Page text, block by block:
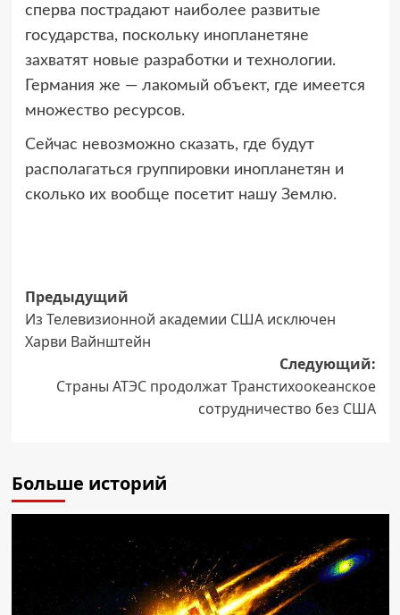
сперва пострадают наиболее развитые
государства, поскольку инопланетяне
захватят новые разработки и технологии.
Германия же — лакомый объект, где имеется
множество ресурсов.
Сейчас невозможно сказать, где будут
располагаться группировки инопланетян и
сколько их вообще посетит нашу Землю.
Навигация
записи
Предыдущий
Из Телевизионной академии США исключен
Харви Вайнштейн
Следующий:
Страны АТЭС продолжат Транстихоокеанское
сотрудничество без США
Больше историй